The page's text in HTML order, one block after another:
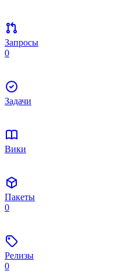
Запросы
0
Задачи
Вики
Пакеты
0
Релизы
0